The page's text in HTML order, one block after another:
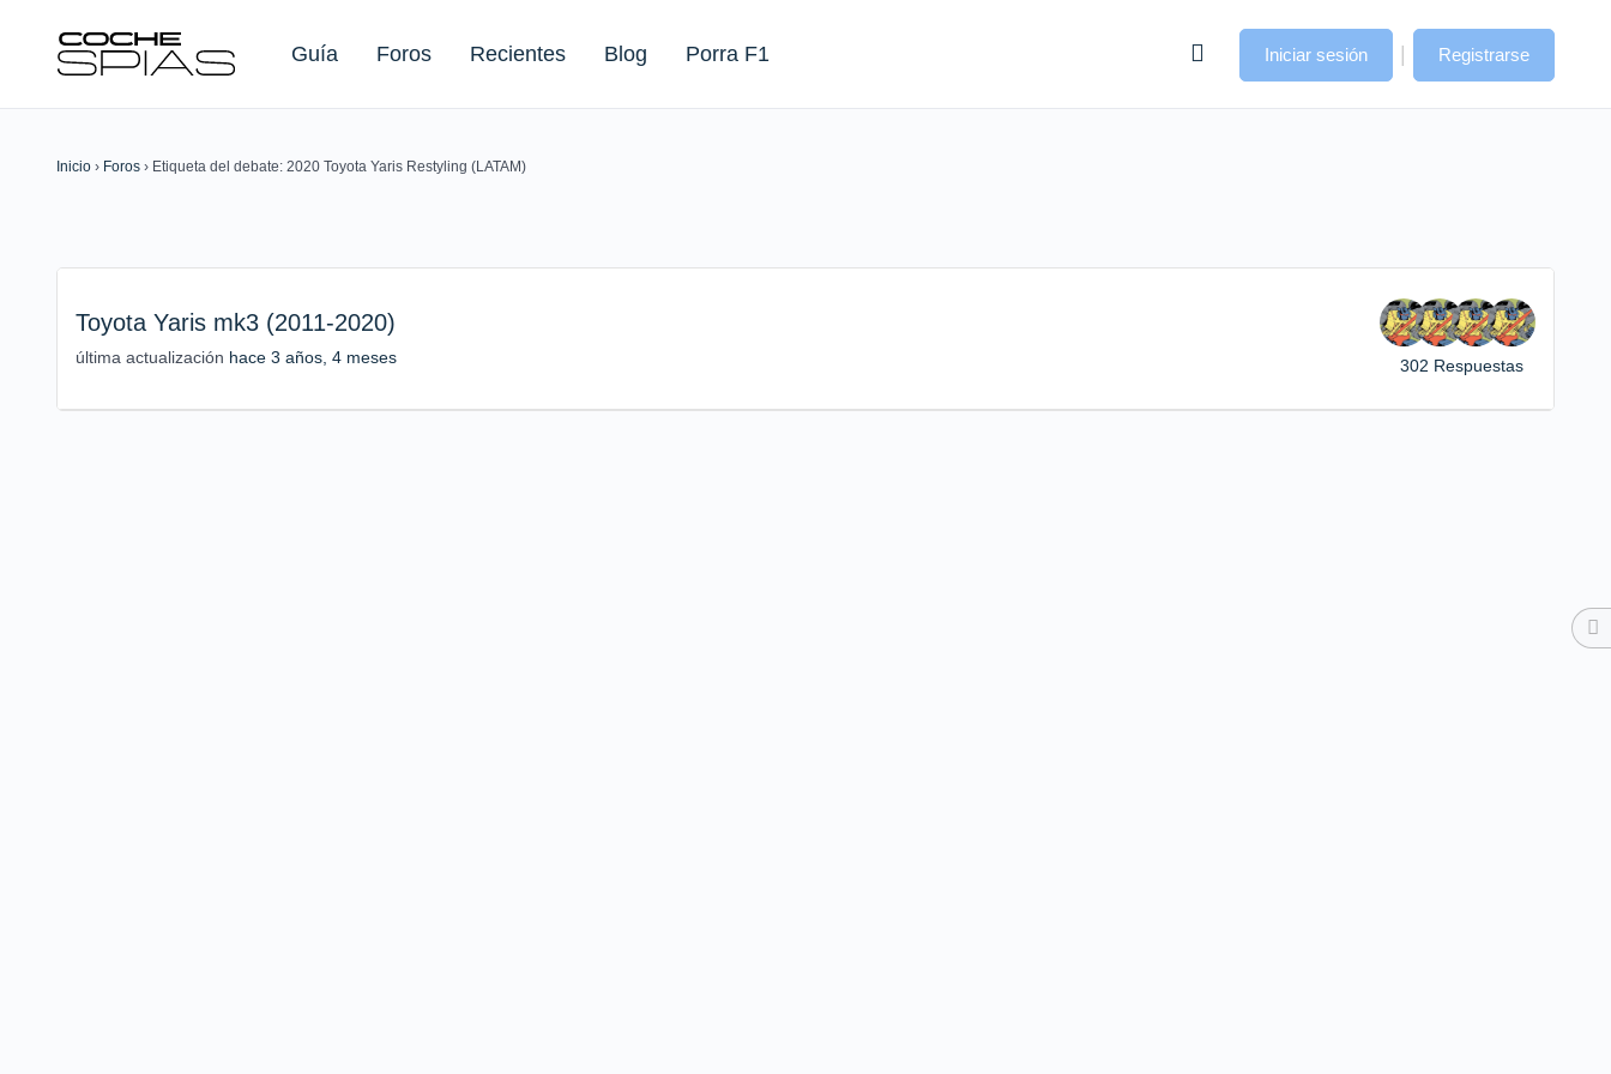
Guía Foros Recientes Blog Porra F1
Buscar:
Iniciar sesión | Registrarse
Inicio › Foros › Etiqueta del debate: 2020 Toyota Yaris Restyling (LATAM)
Toyota Yaris mk3 (2011-2020)
última actualización hace 3 años, 4 meses 302 Respuestas